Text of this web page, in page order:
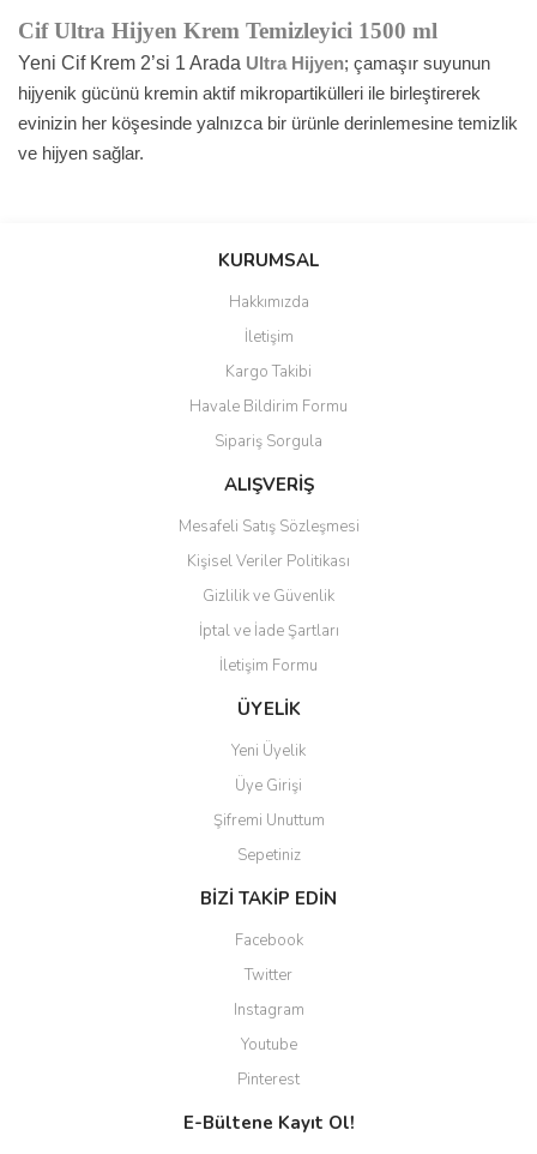
Cif Ultra Hijyen Krem Temizleyici 1500 ml
Yeni Cif Krem 2’si 1 Arada Ultra Hijyen; çamaşır suyunun
hijyenik gücünü kremin aktif mikropartikülleri ile birleştirerek
evinizin her köşesinde yalnızca bir ürünle derinlemesine temizlik
ve hijyen sağlar.
Bu ürüne ilk yorumu siz yapın!
Yorum Yaz
Ürün resmi kalitesiz, bozuk veya görüntülenemiyor.
Ürün açıklamasında eksik bilgiler bulunuyor.
Ürün bilgilerinde hatalar bulunuyor.
Ürün fiyatı diğer sitelerden daha pahalı.
Bu ürüne benzer farklı alternatifler olmalı.
Gönder
KURUMSAL
Hakkımızda
İletişim
Kargo Takibi
Havale Bildirim Formu
Sipariş Sorgula
ALIŞVERİŞ
Mesafeli Satış Sözleşmesi
Kişisel Veriler Politikası
Gizlilik ve Güvenlik
İptal ve İade Şartları
İletişim Formu
ÜYELİK
Yeni Üyelik
Üye Girişi
Şifremi Unuttum
Sepetiniz
BİZİ TAKİP EDİN
Facebook
Twitter
Instagram
Youtube
Pinterest
E-Bültene Kayıt Ol!